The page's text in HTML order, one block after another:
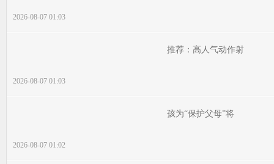
2026-08-07 01:03
推荐：高人气动作射
2026-08-07 01:03
孩为“保护父母”将
2026-08-07 01:02